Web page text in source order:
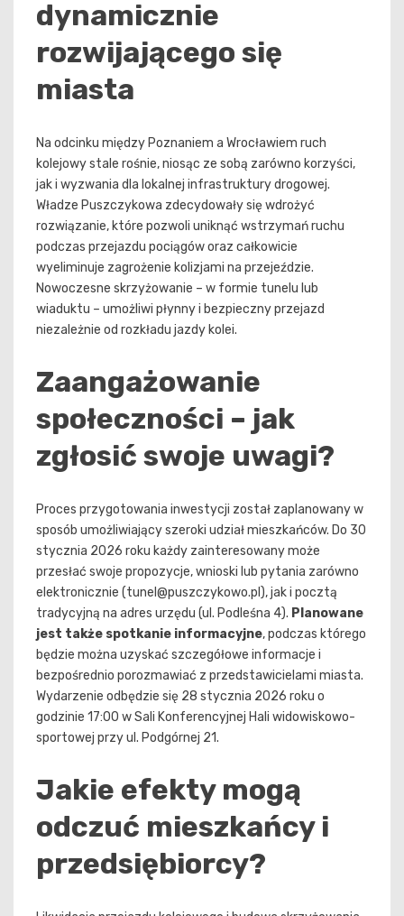
dynamicznie
rozwijającego się
miasta
Na odcinku między Poznaniem a Wrocławiem ruch
kolejowy stale rośnie, niosąc ze sobą zarówno korzyści,
jak i wyzwania dla lokalnej infrastruktury drogowej.
Władze Puszczykowa zdecydowały się wdrożyć
rozwiązanie, które pozwoli uniknąć wstrzymań ruchu
podczas przejazdu pociągów oraz całkowicie
wyeliminuje zagrożenie kolizjami na przejeździe.
Nowoczesne skrzyżowanie – w formie tunelu lub
wiaduktu – umożliwi płynny i bezpieczny przejazd
niezależnie od rozkładu jazdy kolei.
Zaangażowanie
społeczności – jak
zgłosić swoje uwagi?
Proces przygotowania inwestycji został zaplanowany w
sposób umożliwiający szeroki udział mieszkańców. Do 30
stycznia 2026 roku każdy zainteresowany może
przesłać swoje propozycje, wnioski lub pytania zarówno
elektronicznie (tunel@puszczykowo.pl ), jak i pocztą
tradycyjną na adres urzędu (ul. Podleśna 4). Planowane
jest także spotkanie informacyjne, podczas którego
będzie można uzyskać szczegółowe informacje i
bezpośrednio porozmawiać z przedstawicielami miasta.
Wydarzenie odbędzie się 28 stycznia 2026 roku o
godzinie 17:00 w Sali Konferencyjnej Hali widowiskowo-
sportowej przy ul. Podgórnej 21.
Jakie efekty mogą
odczuć mieszkańcy i
przedsiębiorcy?